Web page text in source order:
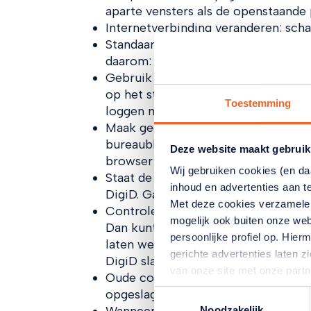
Toestemming
Deze website maakt
Wij gebruiken cookies (en
inhoud en advertenties aan
Met deze cookies
mogelijk ook buiten onze
persoonlijke profiel op.
gerichte advertenties laten
van onze site met onze
combineren met andere
hun services. Verandert u
Toestemmingsselectie
aparte vensters als de
Internetverbinding veranderen:
Standaard browser gebruiken: de
daarom: Chrome, Edge, Firefox of
Gebruik geen Google-zoekwidget,
op het startscherm van uw
loggen met DigiD.
Maak geen gebruik van een
bureaublad/startscherm om snel
browser op uw telefoon en ga dan
Staat de privé modus of incognito
DigiD. Ga naar de instellingen van
Controleer of uw browser
Dan kunt u niet inloggen met
laten werken. Schakel functionele
DigiD slaan geen
Oude cookies? Mogelijk kunt niet
opgeslagen. Wis oude cookies en